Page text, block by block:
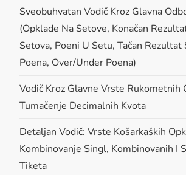
Sveobuhvatan Vodič Kroz Glavna
(opklade Na Setove, Konačan
Setova, Poeni U Setu, Tačan Rezultat
Poena, Over/under Poena)
Vodič Kroz Glavne Vrste Rukometnih
Tumačenje Decimalnih Kvota
Detaljan Vodič: Vrste Košarkaških
Kombinovanje Singl, Kombinovanih I
Tiketa